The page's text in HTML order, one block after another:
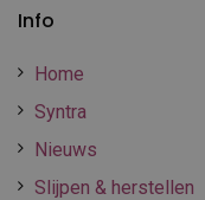
Info
Home
Syntra
Nieuws
Slijpen & herstellen